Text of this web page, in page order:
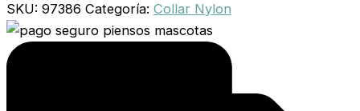
SKU: 97386 Categoría: Collar Nylon